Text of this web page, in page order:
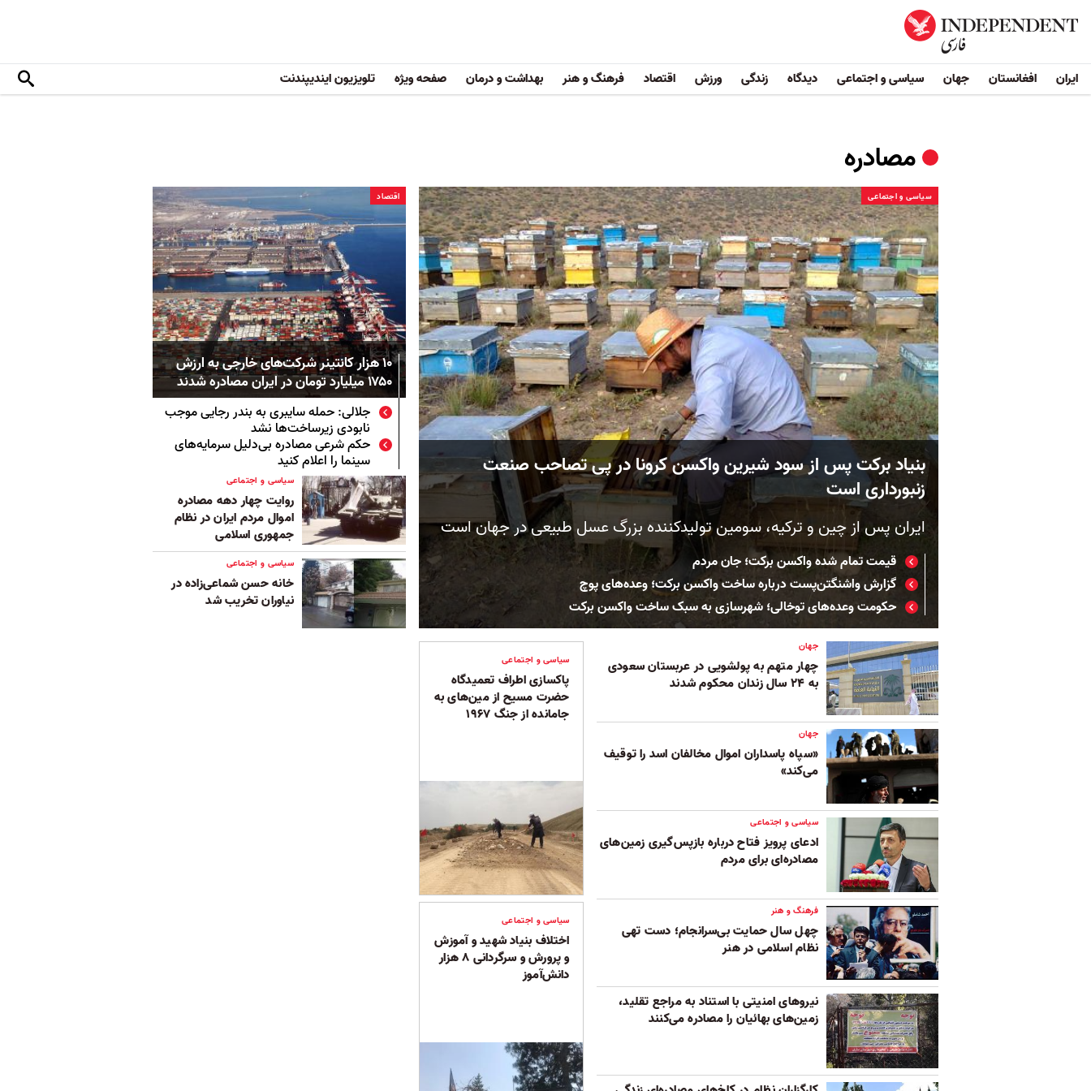
ایران افغانستان جهان سیاسی و اجتماعی دیدگاه زندگی ورزش اقتصاد فرهنگ و هنر بهداشت و درمان صفحه ویژه تلویزیون ایندیپندنت
مصادره
سیاسی و اجتماعی
بنیاد برکت پس از سود شیرین واکسن کرونا در پی تصاحب صنعت
زنبورداری است
ایران پس از چین و ترکیه، سومین تولیدکننده بزرگ عسل طبیعی در جهان است
قیمت تمام شده واکسن برکت؛ جان مردم
گزارش واشنگتن‌پست درباره ساخت واکسن برکت؛ وعده‌های پوچ
حکومت وعده‌های توخالی؛ شهرسازی به سبک ساخت واکسن برکت
اقتصاد
۱۰ هزار کانتینر شرکت‌های خارجی به ارزش
۱۷۵۰ میلیارد تومان در ایران مصادره شدند
جلالی: حمله سایبری به بندر رجایی موجب
نابودی زیرساخت‌ها نشد
حکم شرعی مصادره بی‌‌‌دلیل سرمایه‌های
سینما را اعلام کنید
سیاسی و اجتماعی
روایت چهار دهه مصادره
اموال مردم ایران در نظام
جمهوری اسلامی
سیاسی و اجتماعی
خانه حسن‌ شماعی‌زاده در
نیاوران تخریب شد
جهان
چهار متهم به پولشویی در عربستان سعودی
به ۲۴ سال زندان محکوم شدند
جهان
«سپاه پاسداران اموال مخالفان اسد را توقیف
می‌کند»
سیاسی و اجتماعی
ادعای پرویز فتاح درباره بازپس‌گیری زمین‌های
مصادره‌‌ای برای مردم
فرهنگ و هنر
چهل سال حمایت بی‌سرانجام؛ دست تهی
نظام اسلامی در هنر
نیروهای امنیتی با استناد به مراجع تقلید،
زمین‌های بهائیان را مصادره می‌کنند
سیاسی و اجتماعی
پاکسازی اطراف تعمیدگاه
حضرت مسیح از مین‌های به
جامانده از جنگ ۱۹۶۷
سیاسی و اجتماعی
اختلاف بنیاد شهید و آموزش
و پرورش و سرگردانی ۸ هزار
دانش‌آموز